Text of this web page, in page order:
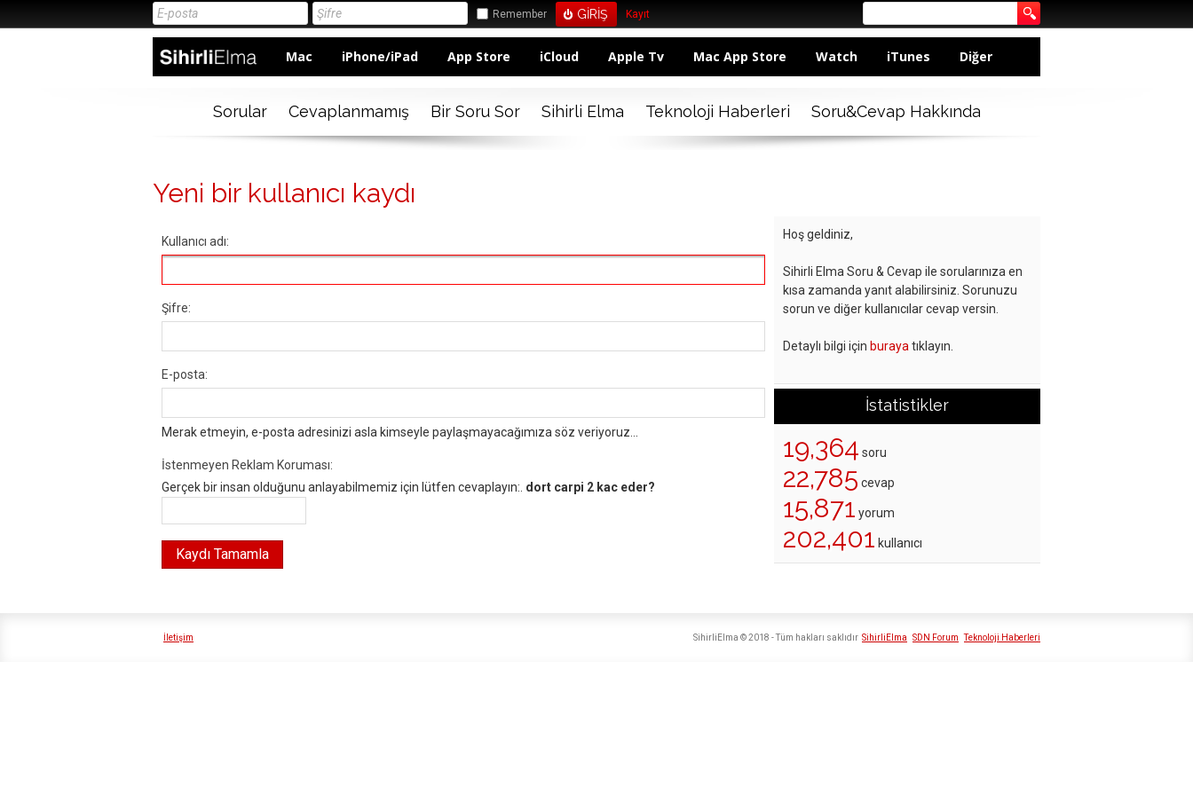
Remember Kayıt
Mac iPhone/iPad App Store iCloud Apple Tv Mac App Store Watch iTunes Diğer
Sorular Cevaplanmamış Bir Soru Sor Sihirli Elma Teknoloji Haberleri Soru&Cevap Hakkında
Yeni bir kullanıcı kaydı
Kullanıcı adı:
Şifre:
E-posta:
Merak etmeyin, e-posta adresinizi asla kimseyle paylaşmayacağımıza söz veriyoruz...
İstenmeyen Reklam Koruması:
Gerçek bir insan olduğunu anlayabilmemiz için lütfen cevaplayın:. dort carpi 2 kac eder?
Hoş geldiniz,
Sihirli Elma Soru & Cevap ile sorularınıza en
kısa zamanda yanıt alabilirsiniz. Sorunuzu
sorun ve diğer kullanıcılar cevap versin.
Detaylı bilgi için buraya tıklayın.
İstatistikler
19,364 soru
22,785 cevap
15,871 yorum
202,401 kullanıcı
İletişim SihirliElma SDN Forum Teknoloji Haberleri
SihirliElma © 2018 - Tüm hakları saklıdır